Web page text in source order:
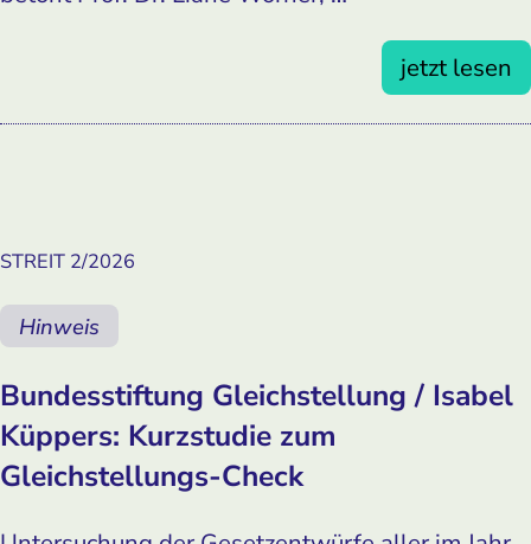
jetzt lesen
STREIT 2/2026
Hinweis
Bundesstiftung Gleichstellung / Isabel
Küppers: Kurzstudie zum
Gleichstellungs-Check